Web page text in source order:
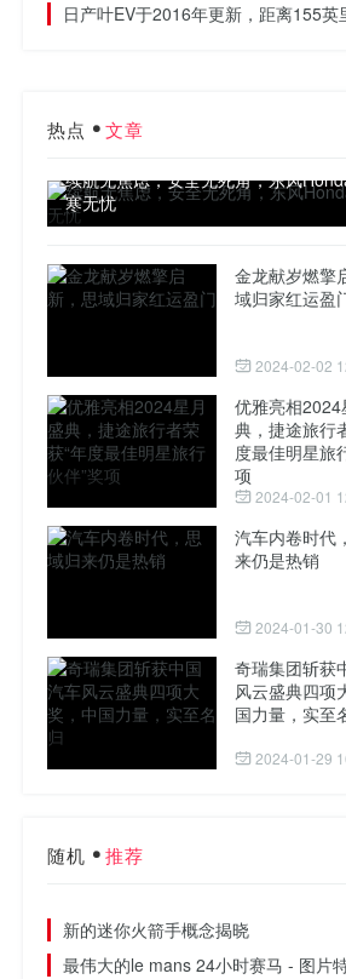
日产叶EV于2016年更新，距离155英
热点 文章
续航无焦虑，安全无死角，东风
寒无忧
金龙献岁燃擎
域归家红运盈
2024-02-02
优雅亮相2024
典，捷途旅行
度最佳明星旅
项
2024-02-01
汽车内卷时代
来仍是热销
2024-01-30
奇瑞集团斩获
风云盛典四项
国力量，实至
2024-01-29
随机 推荐
新的迷你火箭手概念揭晓
最伟大的le mans 24小时赛马 - 图片